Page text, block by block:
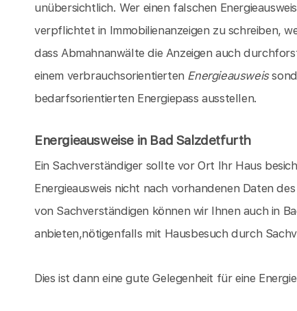
unübersichtlich. Wer einen falschen
verpflichtet in Immobilienanzeigen zu schreiben,
dass Abmahnanwälte die Anzeigen auch
einem verbrauchsorientierten Energieausweis
bedarfsorientierten Energiepass ausstellen.
Energieausweise in Bad Salzdetfurth
Ein Sachverständiger sollte vor Ort Ihr Haus
Energieausweis nicht nach vorhandenen Daten
von Sachverständigen können wir Ihnen auch in
anbieten,nötigenfalls mit Hausbesuch durch
Dies ist dann eine gute Gelegenheit für eine